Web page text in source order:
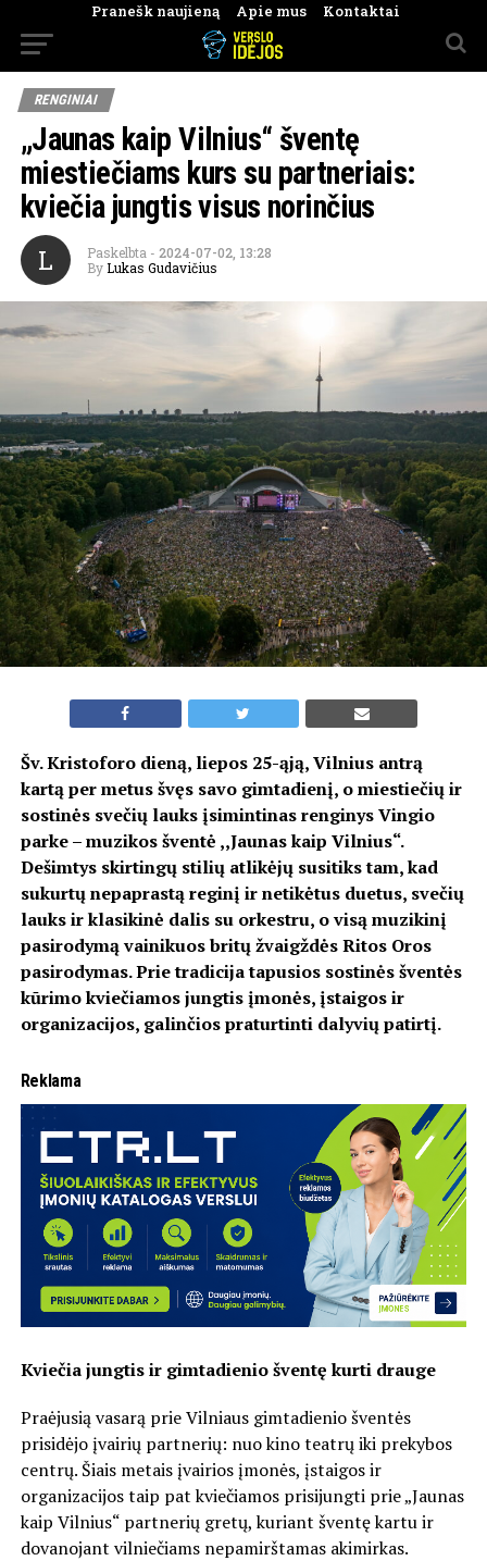
Pranešk naujieną Apie mus Kontaktai
RENGINIAI
„Jaunas kaip Vilnius“ šventę
miestiečiams kurs su partneriais:
kviečia jungtis visus norinčius
L Paskelbta - 2024-07-02, 13:28
By Lukas Gudavičius
Šv. Kristoforo dieną, liepos 25-ąją, Vilnius antrą
kartą per metus švęs savo gimtadienį, o miestiečių ir
sostinės svečių lauks įsimintinas renginys Vingio
parke – muzikos šventė ,,Jaunas kaip Vilnius“.
Dešimtys skirtingų stilių atlikėjų susitiks tam, kad
sukurtų nepaprastą reginį ir netikėtus duetus, svečių
lauks ir klasikinė dalis su orkestru, o visą muzikinį
pasirodymą vainikuos britų žvaigždės Ritos Oros
pasirodymas. Prie tradicija tapusios sostinės šventės
kūrimo kviečiamos jungtis įmonės, įstaigos ir
organizacijos, galinčios praturtinti dalyvių patirtį.
Reklama
Kviečia jungtis ir gimtadienio šventę kurti drauge
Praėjusią vasarą prie Vilniaus gimtadienio šventės
prisidėjo įvairių partnerių: nuo kino teatrų iki prekybos
centrų. Šiais metais įvairios įmonės, įstaigos ir
organizacijos taip pat kviečiamos prisijungti prie „Jaunas
kaip Vilnius“ partnerių gretų, kuriant šventę kartu ir
dovanojant vilniečiams nepamirštamas akimirkas.